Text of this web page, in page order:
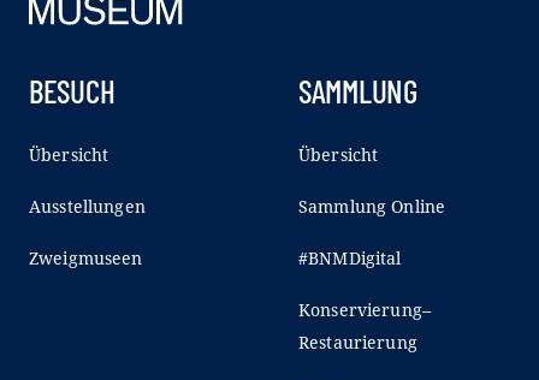
BESUCH
Übersicht
Ausstellungen
Zweigmuseen
SAMMLUNG
Übersicht
Sammlung Online
#BNMDigital
Konservierung–
Restaurierung